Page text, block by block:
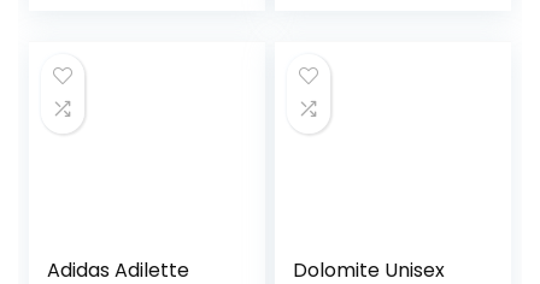
Adidas Adilette
Dolomite Unisex